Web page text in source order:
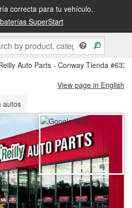
correcta para tu vehículo.
SuperStart
siguiente o recógela en la tienda
Auto Parts - Conway Tienda #6330
View page in English
autos